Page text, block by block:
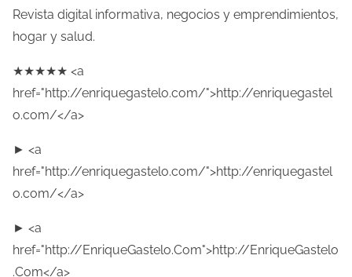
Revista digital informativa, negocios y emprendimientos,
hogar y salud.
★★★★★ <a
href="http://enriquegastelo.com/">http://enriquegastel
o.com/</a>
► <a
href="http://enriquegastelo.com/">http://enriquegastel
o.com/</a>
► <a
href="http://EnriqueGastelo.Com">http://EnriqueGastelo
.Com</a>